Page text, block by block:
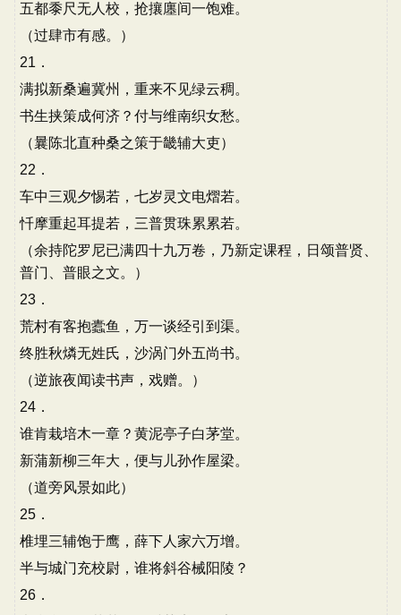
五都黍尺无人校，抢攘廛间一饱难。
（过肆市有感。）
21．
满拟新桑遍冀州，重来不见绿云稠。
书生挟策成何济？付与维南织女愁。
（曩陈北直种桑之策于畿辅大吏）
22．
车中三观夕惕若，七岁灵文电熠若。
忏摩重起耳提若，三普贯珠累累若。
（余持陀罗尼已满四十九万卷，乃新定课程，日颂普贤、
普门、普眼之文。）
23．
荒村有客抱蠹鱼，万一谈经引到渠。
终胜秋燐无姓氏，沙涡门外五尚书。
（逆旅夜闻读书声，戏赠。）
24．
谁肯栽培木一章？黄泥亭子白茅堂。
新蒲新柳三年大，便与儿孙作屋梁。
（道旁风景如此）
25．
椎埋三辅饱于鹰，薛下人家六万增。
半与城门充校尉，谁将斜谷械阳陵？
26．